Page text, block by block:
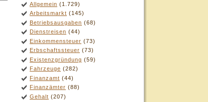
Allgemein (1.729)
Arbeitsmarkt (145)
Betriebsausgaben (68)
Dienstreisen (44)
Einkommensteuer (73)
Erbschaftssteuer (73)
Existenzgründung (59)
Fahrzeuge (282)
Finanzamt (44)
Finanzämter (88)
Gehalt (207)